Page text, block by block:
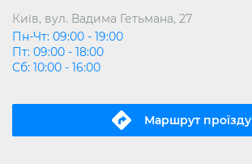
Київ, вул. Вадима Гетьмана, 27
Пн-Чт: 09:00 - 19:00
Пт: 09:00 - 18:00
Сб: 10:00 - 16:00
Маршрут проїзду